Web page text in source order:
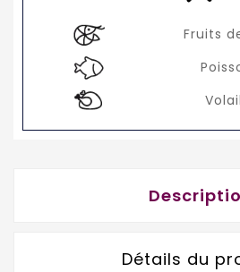
Fruits
Détails du